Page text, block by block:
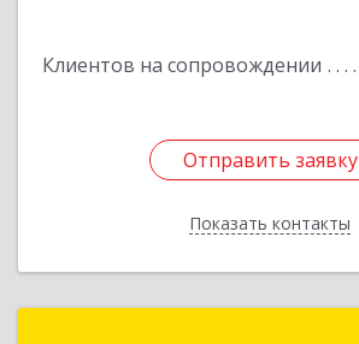
Клиентов на сопровождении
Отправить заявку
Показать контакты
Отправить заявку
Назад